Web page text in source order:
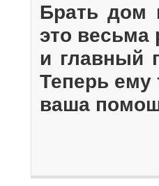
Брать дом
это весьма
и главный
Теперь ему
ваша